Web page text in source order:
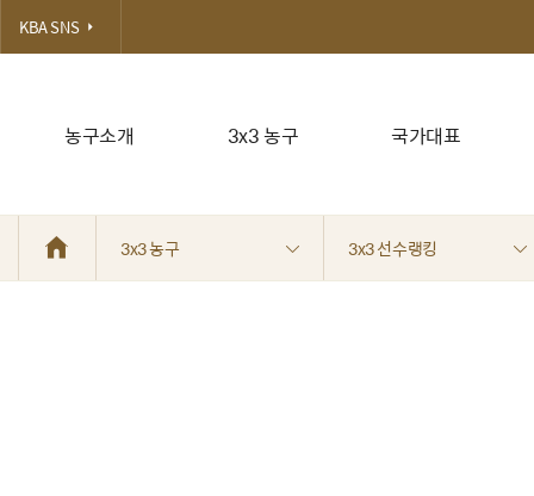
농구소개 3x3 농구 국가대표
KBA SNS
3x3 농구 3x3 선수랭킹